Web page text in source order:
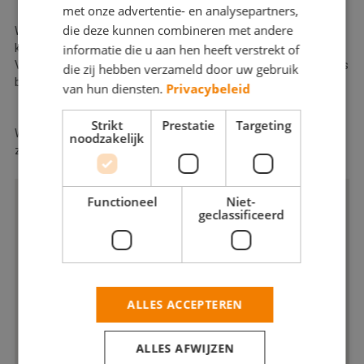
Wij verzorgen het werk zowel voor particuliere als voor zakelijke
klanten. Of het nu gaat om woningen, kantoren, bedrijfspanden,
VvE, vastgoed, scholen, winkels of monumentale panden, bij ons
bent u aan het juiste adres.
Wij adviseren u graag in kleur- en productkeuze en verzekeren u
zo van de beste keuze voor uw schilderwerk.
met onze advertentie- en analysepartners,
die deze kunnen combineren met andere
informatie die u aan hen heeft verstrekt of
die zij hebben verzameld door uw gebruik
van hun diensten. Privacybeleid
Strikt
noodzakelijk
Prestatie Targeting
Functioneel
Niet-
geclassificeerd
ALLES ACCEPTEREN
ALLES AFWIJZEN